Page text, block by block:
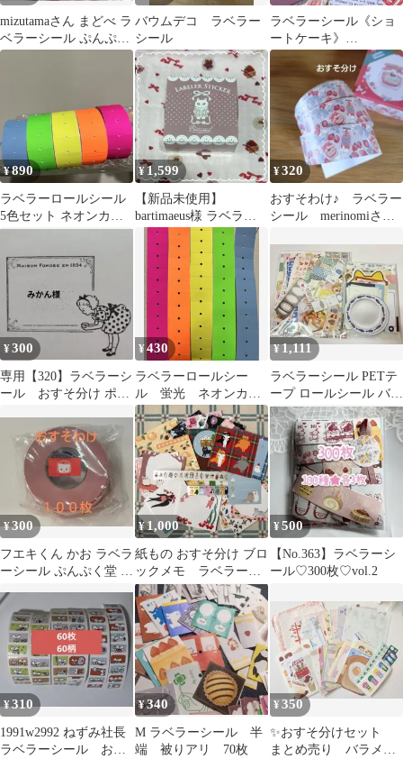
mizutamaさん まどべ ラ
ベラーシール ぷんぷく
堂 おすそわけ １００枚
バウムデコ ラベラー
シール
ラベラーシール《ショ
ートケーキ》
（650yen）
¥890
ラベラーロールシール
5色セット ネオンカラ
ー 蛍光 無地
¥ 1,599
【新品未使用】
bartimaeus様 ラベラー
シール 猫
¥320
おすそわけ♪ ラベラー
シール merinomiさ
¥300
専用【320】ラベラーシ
ール おすそ分け ポス
¥430
ラベラーロールシー
ル 蛍光 ネオンカラ
ー
¥1,111
ラベラーシール PETテ
ープ ロールシール バラ
メモ メモ帳 まとめ売り
¥300
フエキくん かお ラベラ
ーシール ぷんぷく堂 お
¥1,000
紙もの おすそ分け ブロ
ックメモ ラベラーロ
ールシール 国内作家
さんメイン
¥500
【No.363】ラベラーシ
ール♡300枚♡vol.2
¥310
1991w2992 ねずみ社長
ラベラーシール おす
¥340
M ラベラーシール 半
端 被りアリ 70枚
¥350
✨おすそ分けセット
まとめ売り バラメ